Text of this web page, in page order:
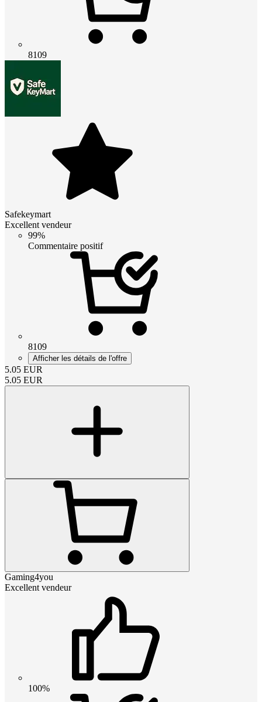
8109
Safekeymart
Excellent vendeur
99%
Commentaire positif
8109
Afficher les détails de l'offre
5.05 EUR
5.05 EUR
Gaming4you
Excellent vendeur
100%